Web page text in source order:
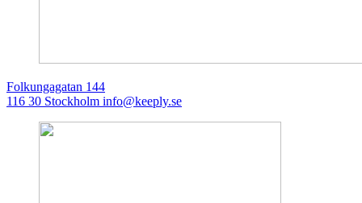
Folkungagatan 144
116 30 Stockholm info@keeply.se